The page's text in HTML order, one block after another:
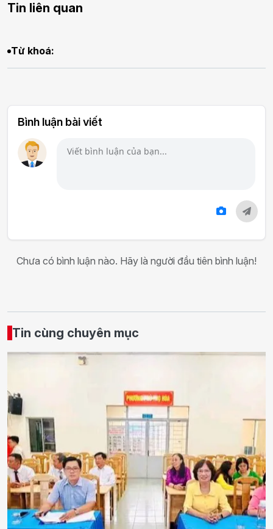
Tin liên quan
Từ khoá:
Bình luận bài viết
Chưa có bình luận nào. Hãy là người đầu tiên bình luận!
Tin cùng chuyên mục